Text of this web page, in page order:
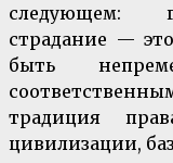
следующем:
страдание —
быть
традиция
цивилизации,